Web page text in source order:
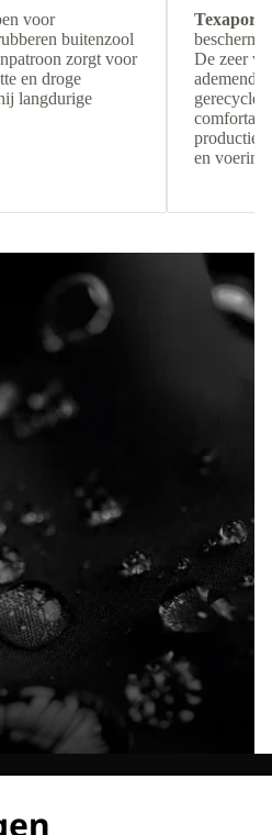
voor
buitenzool
zorgt voor
en droge
langdurige
Texapore
De zeer
ademende
en voering